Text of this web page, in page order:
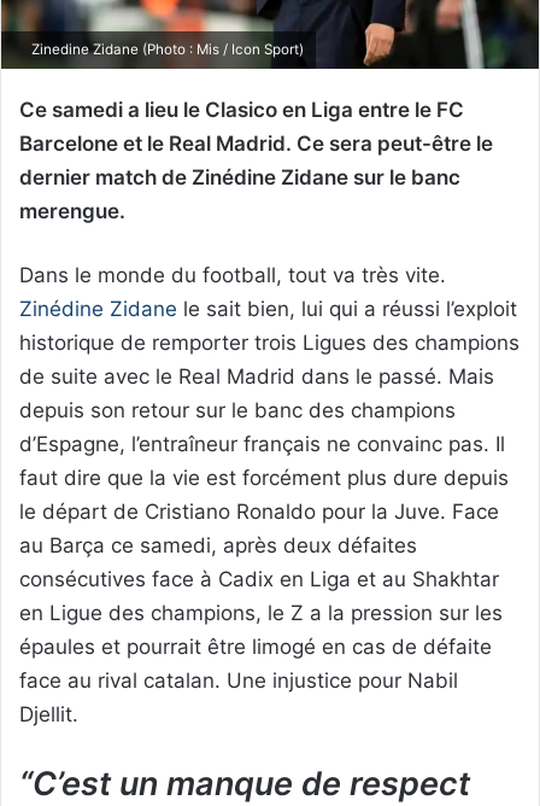
Zinedine Zidane (Photo : Mis / Icon Sport)
Ce samedi a lieu le Clasico en Liga entre le FC
Barcelone et le Real Madrid. Ce sera peut-être le
dernier match de Zinédine Zidane sur le banc
merengue.
Dans le monde du football, tout va très vite.
Zinédine Zidane le sait bien, lui qui a réussi l’exploit
historique de remporter trois Ligues des champions
de suite avec le Real Madrid dans le passé. Mais
depuis son retour sur le banc des champions
d’Espagne, l’entraîneur français ne convainc pas. Il
faut dire que la vie est forcément plus dure depuis
le départ de Cristiano Ronaldo pour la Juve. Face
au Barça ce samedi, après deux défaites
consécutives face à Cadix en Liga et au Shakhtar
en Ligue des champions, le Z a la pression sur les
épaules et pourrait être limogé en cas de défaite
face au rival catalan. Une injustice pour Nabil
Djellit.
“C’est un manque de respect